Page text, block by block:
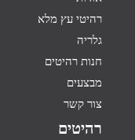
רהיטי עץ מלא
גלריה
חנות רהיטים
מבצעים
צור קשר
רהיטים